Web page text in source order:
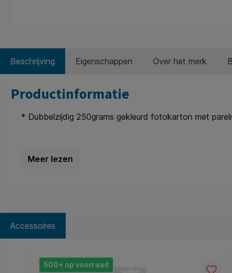
Beschrijving Eigenschappen Over het merk
Productinformatie
* Dubbelzijdig 250grams gekleurd fotokarton met
Accessoires
Productgalerij overslaan
500+ op voorraad